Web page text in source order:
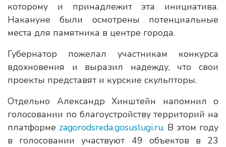
которому и принадлежит эта инициатива.
Накануне были осмотрены потенциальные
места для памятника в центре города.
Губернатор пожелал участникам конкурса
вдохновения и выразил надежду, что свои
проекты представят и курские скульпторы.
Отдельно Александр Хинштейн напомнил о
голосовании по благоустройству территорий на
платформе zagorodsreda.gosuslugi.ru. В этом году
в голосовании участвуют 49 объектов в 23